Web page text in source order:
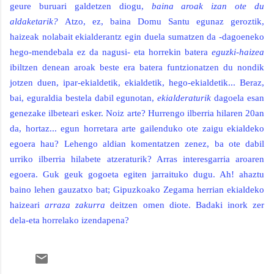
geure buruari galdetzen diogu, baina aroak izan ote du
aldaketarik? Atzo, ez, baina Domu Santu egunaz geroztik,
haizeak nolabait ekialderantz egin duela sumatzen da -dagoeneko
hego-mendebala ez da nagusi- eta horrekin batera eguzki-haizea
ibiltzen denean aroak beste era batera funtzionatzen du nondik
jotzen duen, ipar-ekialdetik, ekialdetik, hego-ekialdetik... Beraz,
bai, eguraldia bestela dabil egunotan,ekialderaturik dagoela esan
genezake ilbeteari esker. Noiz arte? Hurrengo ilberria hilaren 20an
da, hortaz... egun horretara arte gailenduko ote zaigu ekialdeko
egoera hau? Lehengo aldian komentatzen zenez, ba ote dabil
urriko ilberria hilabete atzeraturik? Arras interesgarria aroaren
egoera. Guk geuk gogoeta egiten jarraituko dugu. Ah! ahaztu
baino lehen gauzatxo bat; Gipuzkoako Zegama herrian ekialdeko
haizeariarraza zakurra deitzen omen diote. Badaki inork zer
dela-eta horrelako izendapena?